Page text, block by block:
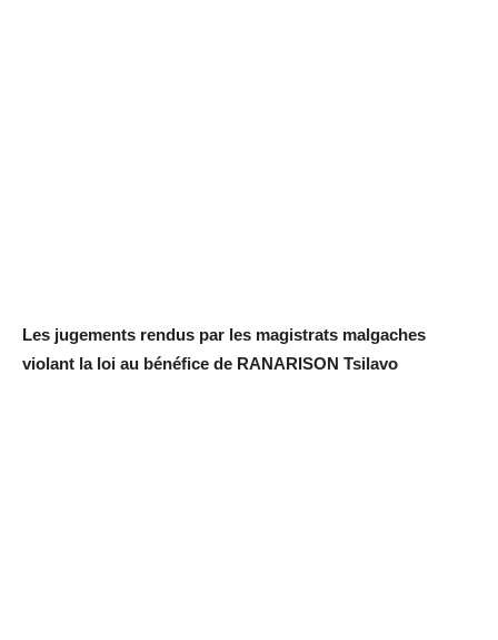
Les jugements rendus par les magistrats malgaches
violant la loi au bénéfice de RANARISON Tsilavo